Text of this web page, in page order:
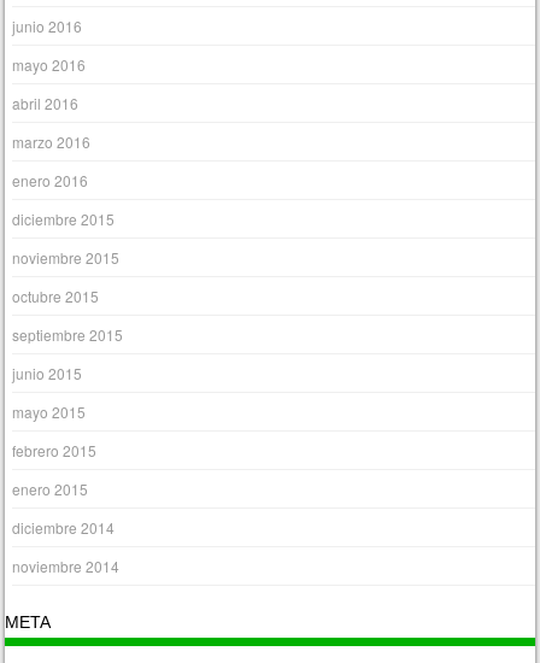
junio 2016
mayo 2016
abril 2016
marzo 2016
enero 2016
diciembre 2015
noviembre 2015
octubre 2015
septiembre 2015
junio 2015
mayo 2015
febrero 2015
enero 2015
diciembre 2014
noviembre 2014
META